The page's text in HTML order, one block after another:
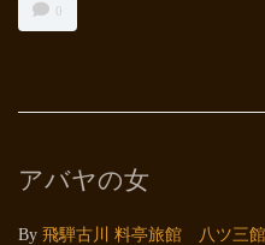
0
アバヤの女
By 飛騨古川 料亭旅館 八ツ三館